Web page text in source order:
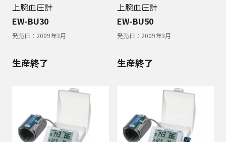
上腕血圧計
EW-BU30
発売日： 2009年3月
上腕血圧計
EW-BU50
発売日： 2009年3月
生産終了 生産終了